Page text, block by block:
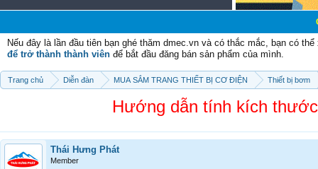
Chào
Nếu đây là lần đầu tiên bạn ghé thăm dmec.vn và có thắc mắc, bạn có
để trở thành thành viên để bắt đầu đăng bán sản phẩm của mình.
Trang chủ Diễn đàn MUA SẮM TRANG THIẾT BỊ CƠ ĐIỆN Thiết bị bơm
Hướng dẫn tính kích
Thái Hưng Phát
Member